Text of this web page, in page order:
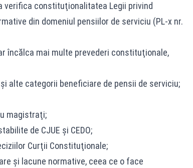
verifica constituţionalitatea Legii privind
din domeniul pensiilor de serviciu (PL-x nr.
încălca mai multe prevederi constituţionale,
alte categorii beneficiare de pensii de serviciu;
magistraţi;
de CJUE şi CEDO;
Curţii Constituţionale;
şi lacune normative, ceea ce o face